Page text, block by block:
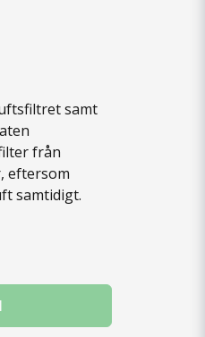
samt
från
eftersom
samtidigt.